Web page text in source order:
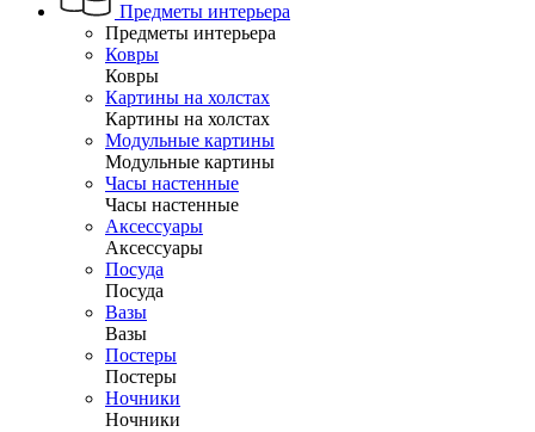
Предметы интерьера
Предметы интерьера
Ковры
Ковры
Картины на холстах
Картины на холстах
Модульные картины
Модульные картины
Часы настенные
Часы настенные
Аксессуары
Аксессуары
Посуда
Посуда
Вазы
Вазы
Постеры
Постеры
Ночники
Ночники